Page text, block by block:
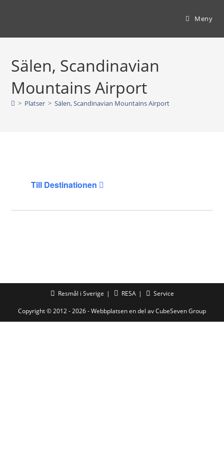
Meny
Sälen, Scandinavian
Mountains Airport
> Platser > Sälen, Scandinavian Mountains Airport
Till Destinationen
Resmål i Sverige RESA Service
Copyright © 2012 - 2026 - Webbplatsen en del avCubeSeven Group